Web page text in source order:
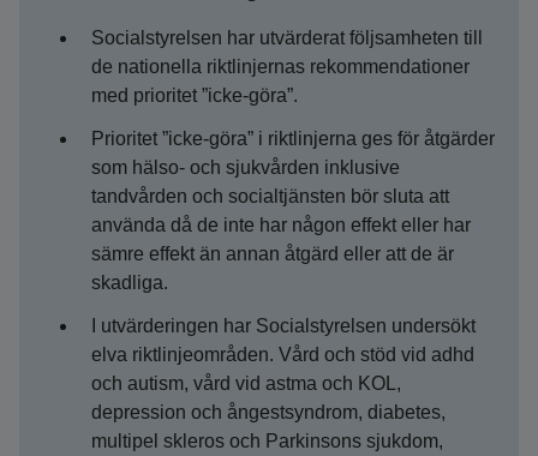
Socialstyrelsen har utvärderat följsamheten till
de nationella riktlinjernas rekommendationer
med prioritet ”icke-göra”.
Prioritet ”icke-göra” i riktlinjerna ges för åtgärder
som hälso- och sjukvården inklusive
tandvården och socialtjänsten bör sluta att
använda då de inte har någon effekt eller har
sämre effekt än annan åtgärd eller att de är
skadliga.
I utvärderingen har Socialstyrelsen undersökt
elva riktlinjeområden. Vård och stöd vid adhd
och autism, vård vid astma och KOL,
depression och ångestsyndrom, diabetes,
multipel skleros och Parkinsons sjukdom,